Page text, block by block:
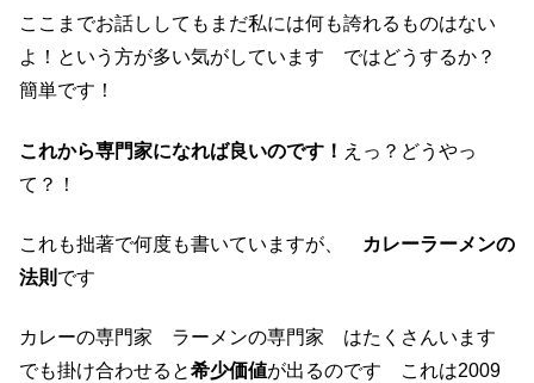
ここまでお話ししてもまだ私には何も誇れるものはない
よ！という方が多い気がしています ではどうするか？
簡単です！
これから専門家になれば良いのです！ えっ？どうやっ
て？！
これも拙著で何度も書いていますが、
カレーラーメンの
法則 です
カレーの専門家 ラーメンの専門家 はたくさんいます
でも掛け合わせると希少価値が出るのです これは2009